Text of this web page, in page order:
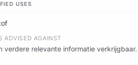
USES
ADVISED AGAINST
verdere relevante informatie verkrijgbaar.